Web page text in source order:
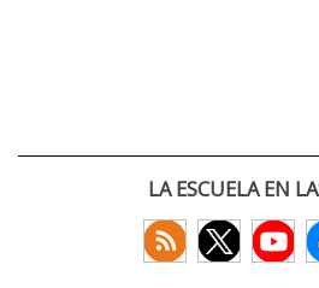
LA ESCUELA EN